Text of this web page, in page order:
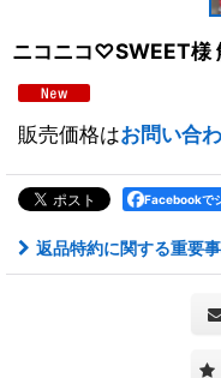
ニコニコ♡SWEET様
販売価格はお問い合
Facebookで
返品特約に関する重要